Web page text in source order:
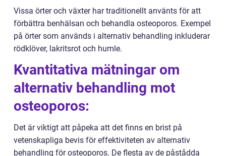
Vissa örter och växter har traditionellt använts för att
förbättra benhälsan och behandla osteoporos. Exempel
på örter som används i alternativ behandling inkluderar
rödklöver, lakritsrot och humle.
Kvantitativa mätningar om
alternativ behandling mot
osteoporos:
Det är viktigt att påpeka att det finns en brist på
vetenskapliga bevis för effektiviteten av alternativ
behandling för osteoporos. De flesta av de påstådda